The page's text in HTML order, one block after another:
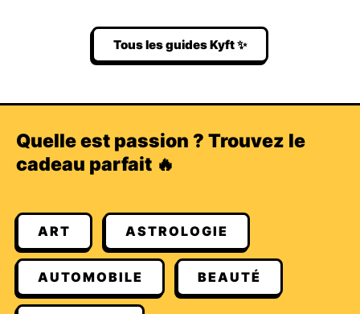
Tous les guides Kyft ✨
Quelle est passion ? Trouvez le
cadeau parfait 🔥
ART ASTROLOGIE
AUTOMOBILE BEAUTÉ